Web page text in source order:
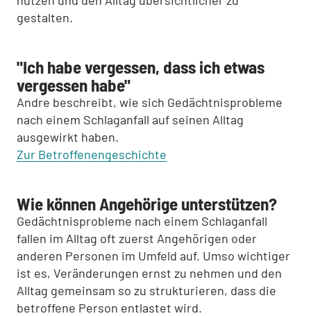
gestalten.
"Ich habe vergessen, dass ich etwas
vergessen habe"
Andre beschreibt, wie sich Gedächtnisprobleme
nach einem Schlaganfall auf seinen Alltag
ausgewirkt haben.
Zur Betroffenengeschichte
Wie können Angehörige unterstützen?
Gedächtnisprobleme nach einem Schlaganfall
fallen im Alltag oft zuerst Angehörigen oder
anderen Personen im Umfeld auf. Umso wichtiger
ist es, Veränderungen ernst zu nehmen und den
Alltag gemeinsam so zu strukturieren, dass die
betroffene Person entlastet wird.